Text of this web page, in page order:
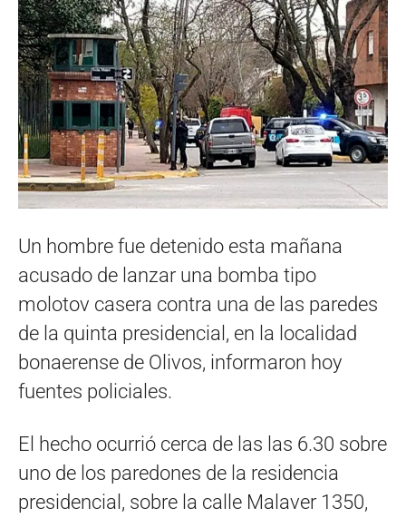
Un hombre fue detenido esta mañana
acusado de lanzar una bomba tipo
molotov casera contra una de las paredes
de la quinta presidencial, en la localidad
bonaerense de Olivos, informaron hoy
fuentes policiales.
El hecho ocurrió cerca de las las 6.30 sobre
uno de los paredones de la residencia
presidencial, sobre la calle Malaver 1350,